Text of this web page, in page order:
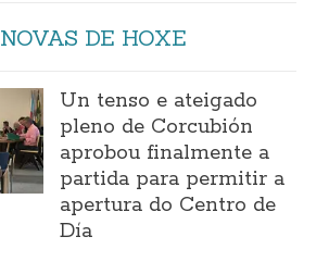
NOVAS DE HOXE
Un tenso e ateigado
pleno de Corcubión
aprobou finalmente a
partida para permitir a
apertura do Centro de
Día